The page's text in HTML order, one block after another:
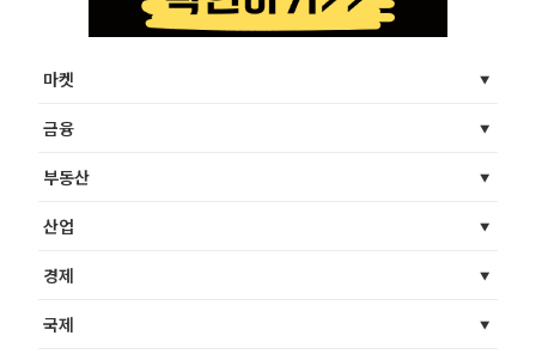
마켓
금융
부동산
산업
경제
국제